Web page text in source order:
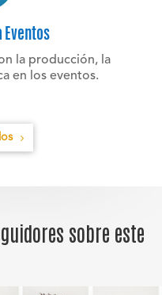
Eventos
la producción, la
en los eventos.
sobre este